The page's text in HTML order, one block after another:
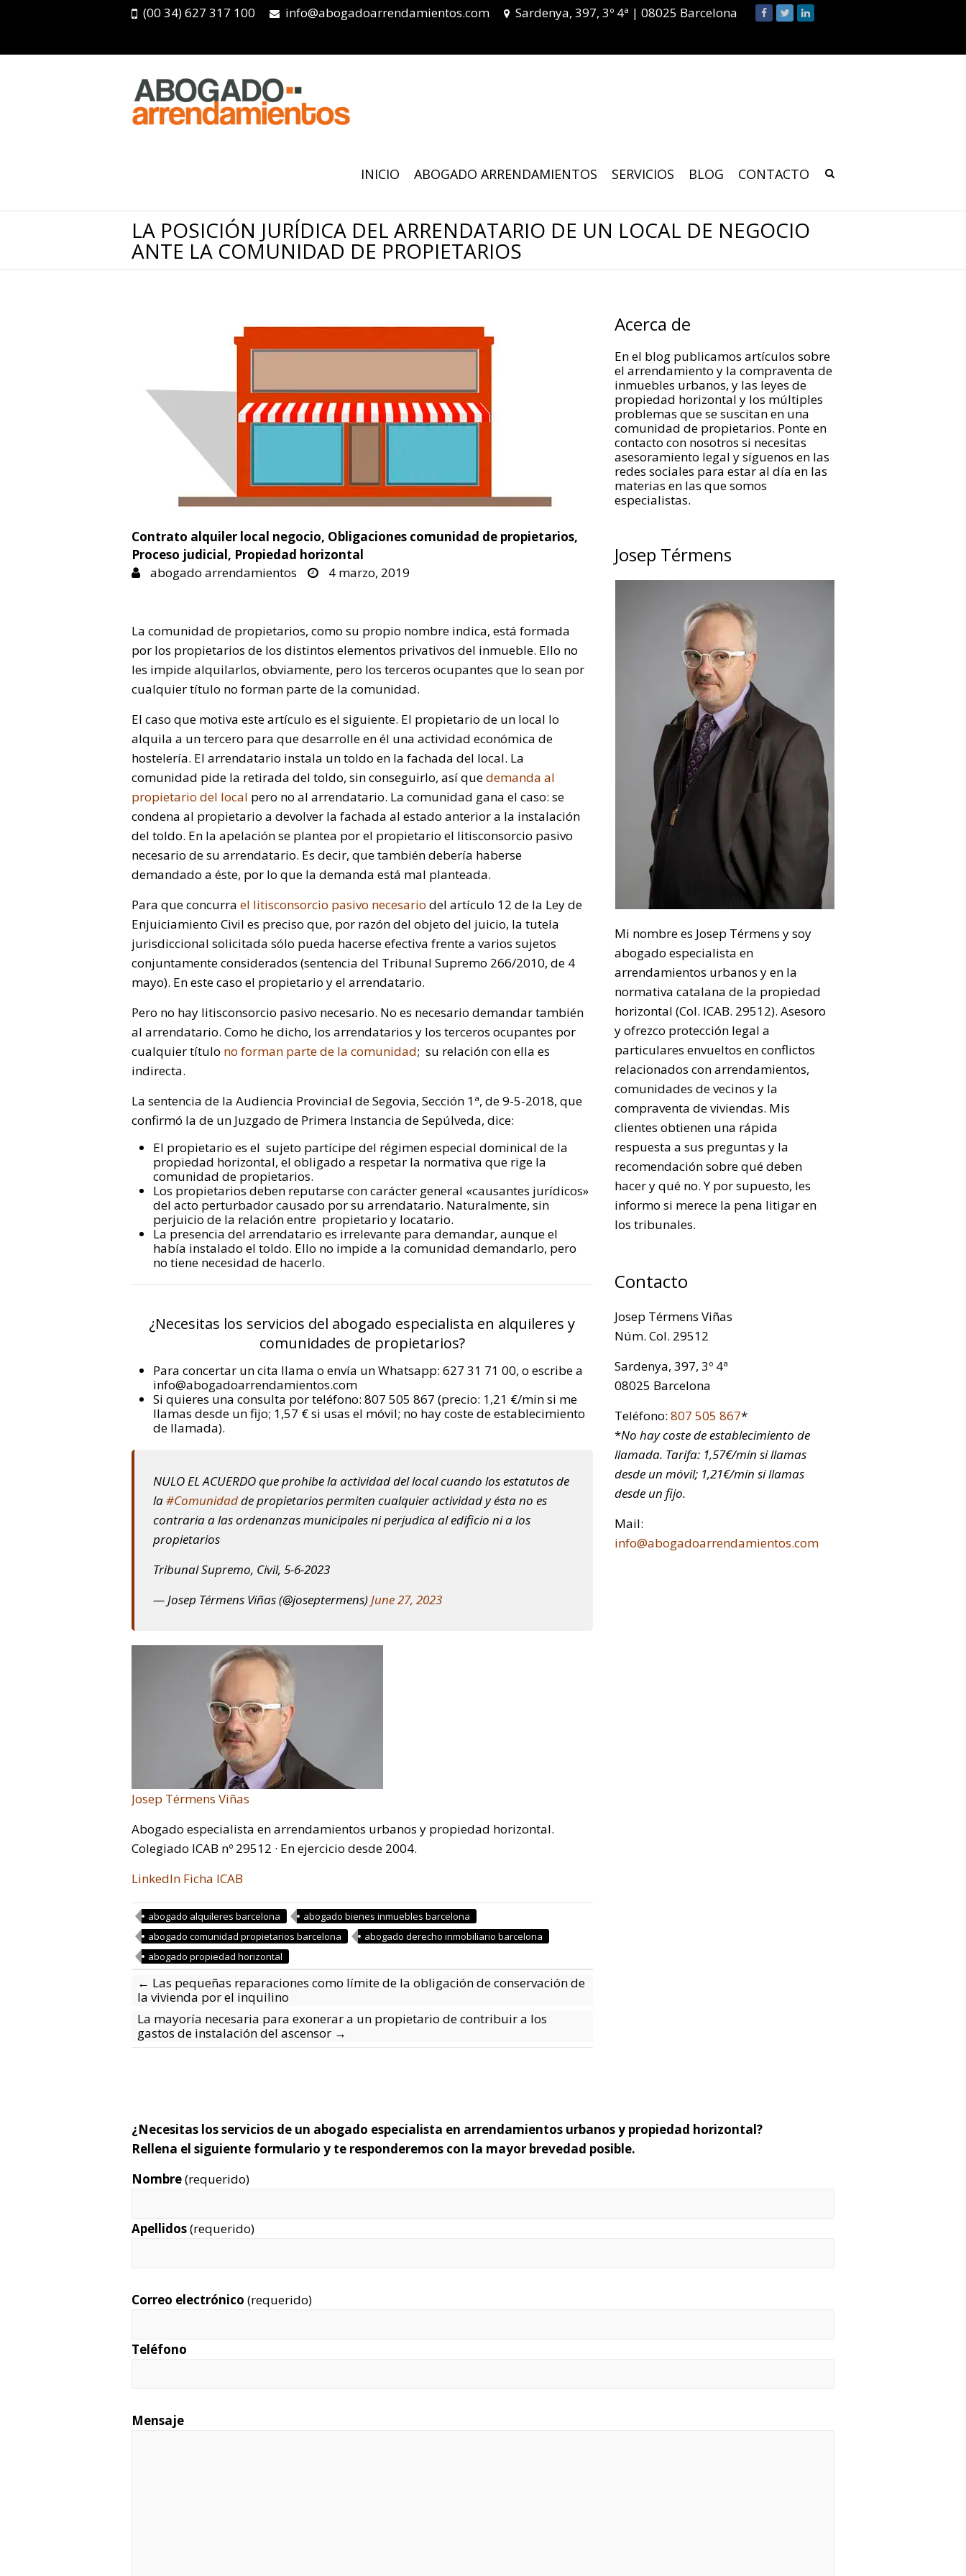
(00 34) 627 317 100 info@abogadoarrendamientos.com Sardenya, 397, 3º 4ª | 08025 Barcelona
INICIO ABOGADO ARRENDAMIENTOS SERVICIOS BLOG CONTACTO
LA POSICIÓN JURÍDICA DEL ARRENDATARIO DE UN LOCAL DE NEGOCIO
ANTE LA COMUNIDAD DE PROPIETARIOS
Contrato alquiler local negocio, Obligaciones comunidad de propietarios,
Proceso judicial, Propiedad horizontal
abogado arrendamientos
4 marzo, 2019
La comunidad de propietarios, como su propio nombre indica, está formada
por los propietarios de los distintos elementos privativos del inmueble. Ello no
les impide alquilarlos, obviamente, pero los terceros ocupantes que lo sean por
cualquier título no forman parte de la comunidad.
El caso que motiva este artículo es el siguiente. El propietario de un local lo
alquila a un tercero para que desarrolle en él una actividad económica de
hostelería. El arrendatario instala un toldo en la fachada del local. La
comunidad pide la retirada del toldo, sin conseguirlo, así quedemanda al
propietario del local pero no al arrendatario. La comunidad gana el caso: se
condena al propietario a devolver la fachada al estado anterior a la instalación
del toldo. En la apelación se plantea por el propietario el litisconsorcio pasivo
necesario de su arrendatario. Es decir, que también debería haberse
demandado a éste, por lo que la demanda está mal planteada.
Para que concurra el litisconsorcio pasivo necesario del artículo 12 de la Ley de
Enjuiciamiento Civil es preciso que, por razón del objeto del juicio, la tutela
jurisdiccional solicitada sólo pueda hacerse efectiva frente a varios sujetos
conjuntamente considerados (sentencia del Tribunal Supremo 266/2010, de 4
mayo). En este caso el propietario y el arrendatario.
Pero no hay litisconsorcio pasivo necesario. No es necesario demandar también
al arrendatario. Como he dicho, los arrendatarios y los terceros ocupantes por
cualquier título no forman parte de la comunidad; su relación con ella es
indirecta.
La sentencia de la Audiencia Provincial de Segovia, Sección 1ª, de 9-5-2018, que
confirmó la de un Juzgado de Primera Instancia de Sepúlveda, dice:
El propietario es el sujeto partícipe del régimen especial dominical de la
propiedad horizontal, el obligado a respetar la normativa que rige la
comunidad de propietarios.
Los propietarios deben reputarse con carácter general «causantes jurídicos»
del acto perturbador causado por su arrendatario. Naturalmente, sin
perjuicio de la relación entre propietario y locatario.
La presencia del arrendatario es irrelevante para demandar, aunque el
había instalado el toldo. Ello no impide a la comunidad demandarlo, pero
no tiene necesidad de hacerlo.
¿Necesitas los servicios del abogado especialista en alquileres y
comunidades de propietarios?
Para concertar un cita llama o envía un Whatsapp: 627 31 71 00, o escribe a
info@abogadoarrendamientos.com
Si quieres una consulta por teléfono: 807 505 867 (precio: 1,21 €/min si me
llamas desde un fijo; 1,57 € si usas el móvil; no hay coste de establecimiento
de llamada).
NULO EL ACUERDO que prohibe la actividad del local cuando los estatutos de
la#Comunidadde propietarios permiten cualquier actividad y ésta no es
contraria a las ordenanzas municipales ni perjudica al edificio ni a los
propietarios
Tribunal Supremo, Civil, 5-6-2023
— Josep Térmens Viñas (@joseptermens)June 27, 2023
Josep Térmens Viñas
Abogado especialista en arrendamientos urbanos y propiedad horizontal.
Colegiado ICAB nº 29512 · En ejercicio desde 2004.
LinkedIn Ficha ICAB
abogado alquileres barcelona
abogado bienes inmuebles barcelona
abogado comunidad propietarios barcelona
abogado derecho inmobiliario barcelona
abogado propiedad horizontal
← Las pequeñas reparaciones como límite de la obligación de conservación de
la vivienda por el inquilino
La mayoría necesaria para exonerar a un propietario de contribuir a los
gastos de instalación del ascensor →
Acerca de
En el blog publicamos artículos sobre
el arrendamiento y la compraventa de
inmuebles urbanos, y las leyes de
propiedad horizontal y los múltiples
problemas que se suscitan en una
comunidad de propietarios. Ponte en
contacto con nosotros si necesitas
asesoramiento legal y síguenos en las
redes sociales para estar al día en las
materias en las que somos
especialistas.
Josep Térmens
Mi nombre es Josep Térmens y soy
abogado especialista en
arrendamientos urbanos y en la
normativa catalana de la propiedad
horizontal (Col. ICAB. 29512). Asesoro
y ofrezco protección legal a
particulares envueltos en conflictos
relacionados con arrendamientos,
comunidades de vecinos y la
compraventa de viviendas. Mis
clientes obtienen una rápida
respuesta a sus preguntas y la
recomendación sobre qué deben
hacer y qué no. Y por supuesto, les
informo si merece la pena litigar en
los tribunales.
Contacto
Josep Térmens Viñas
Núm. Col. 29512
Sardenya, 397, 3º 4ª
08025 Barcelona
Teléfono:807 505 867*
*No hay coste de establecimiento de
llamada. Tarifa: 1,57€/min si llamas
desde un móvil; 1,21€/min si llamas
desde un fijo.
Mail:
info@abogadoarrendamientos.com
¿Necesitas los servicios de un abogado especialista en arrendamientos urbanos y propiedad horizontal?
Rellena el siguiente formulario y te responderemos con la mayor brevedad posible.
Nombre(requerido)
Apellidos(requerido)
Correo electrónico (requerido)
Teléfono
Mensaje